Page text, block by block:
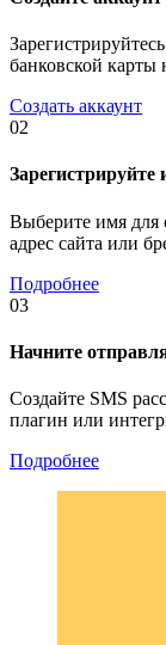
банковской карты
Создать аккаунт
02
Выберите имя для
адрес сайта или
Подробнее
03
Начните
Создайте SMS
плагин или
Подробнее